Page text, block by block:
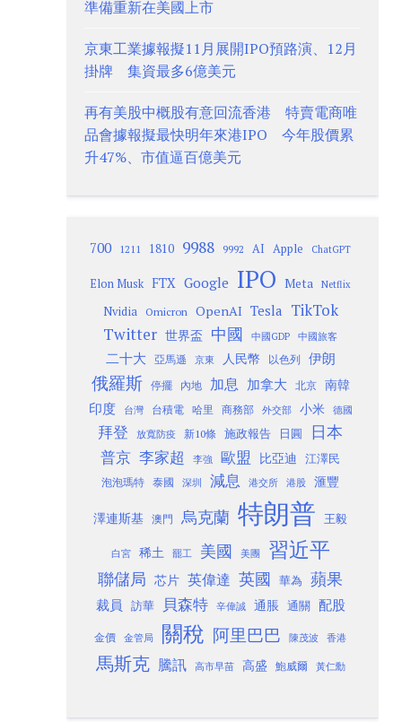
準備重新在美國上市
京東工業據報擬11月展開IPO預路演、12月
掛牌 集資最多6億美元
再有美股中概股有意回流香港 特賣電商唯
品會據報擬最快明年來港IPO 今年股價累
升47%、市值逼百億美元
700 1211 1810 9988 9992 AI Apple ChatGPT
Elon Musk FTX Google IPO Meta Netflix
Nvidia Omicron OpenAI Tesla TikTok
Twitter 世界盃 中國 中國GDP 中國旅客
二十大 亞馬遜 京東 人民幣 以色列 伊朗
俄羅斯 停擺 內地 加息 加拿大 北京
南韓
印度
台灣 台積電 哈里 商務部 外交部 小米 德國
拜登 放寬防疫 新10條 施政報告 日圓 日本
普京 李家超 李強 歐盟 比亞迪 江澤民
泡泡瑪特 泰國 深圳 減息 港交所 港股 滙豐
澤連斯基 澳門 烏克蘭 特朗普 王毅
白宮 稀土 罷工 美國 美團 習近平
聯儲局 芯片 英偉達 英國 華為 蘋果
裁員 訪華 貝森特 辛偉誠 通脹 通關 配股
金價 金管局 關稅 阿里巴巴 陳茂波 香港
馬斯克 騰訊 高市早苗 高盛 鮑威爾 黃仁勳